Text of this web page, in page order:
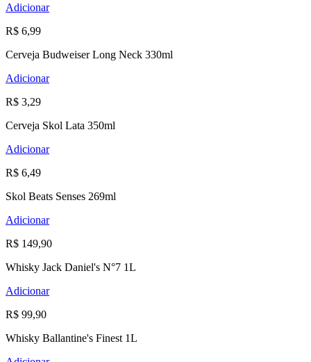
Adicionar
R$ 6,99
Cerveja Budweiser Long Neck 330ml
Adicionar
R$ 3,29
Cerveja Skol Lata 350ml
Adicionar
R$ 6,49
Skol Beats Senses 269ml
Adicionar
R$ 149,90
Whisky Jack Daniel's N°7 1L
Adicionar
R$ 99,90
Whisky Ballantine's Finest 1L